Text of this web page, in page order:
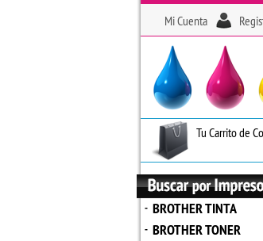
Mi Cuenta
Tu Carrito de
- BROTHER TINTA
- BROTHER TONER